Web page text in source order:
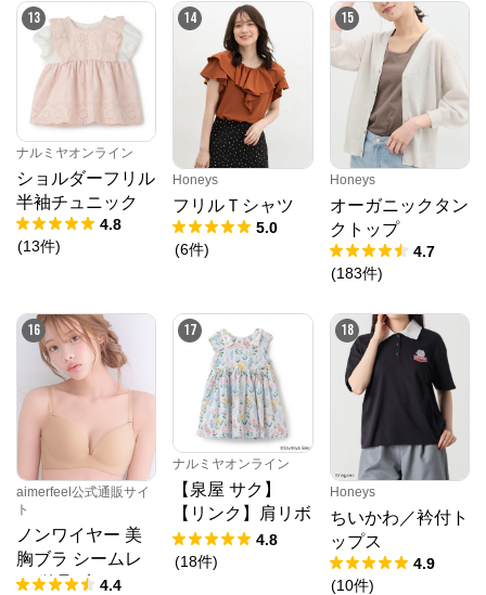
13
ナルミヤオンライン
ショルダーフリル
半袖チュニック
4.8
(13件)
14
Honeys
フリルＴシャツ
5.0
(6件)
15
Honeys
オーガニックタン
クトップ
4.7
(183件)
16
aimerfeel公式通販サイ
ト
ノンワイヤー 美
胸ブラ シームレ
ス 単品ブラジャ
4.4
17
ナルミヤオンライン
【泉屋 サク】
【リンク】肩リボ
ンフラワーキャッ
トワンピース
4.8
(18件)
18
Honeys
ちいかわ／衿付ト
ップス
4.9
(10件)